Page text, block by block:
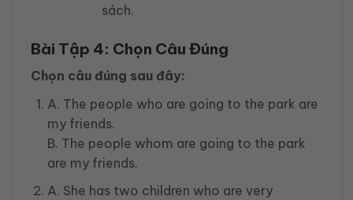
sách.
Bài Tập 4: Chọn Câu Đúng
Chọn câu đúng sau đây:
A. The people who are going to the park are
my friends.
B. The people whom are going to the park
are my friends.
A. She has two children who are very